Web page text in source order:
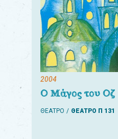
2004
Ο Μάγος του Οζ
ΘΕΑΤΡΟ ΘΕΑΤΡΟ Π 131
εκπαιδευτικούς
συλλόγους
παραγωγούς
συνεργάτες